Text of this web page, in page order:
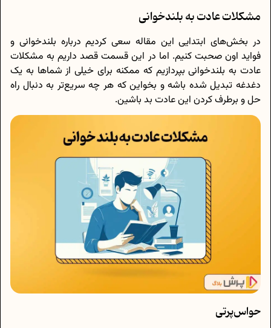
مشکلات عادت به بلندخوانی
در بخش‌های ابتدایی این مقاله سعی کردیم درباره بلندخوانی و
فواید اون صحبت کنیم. اما در این قسمت قصد داریم به مشکلات
عادت به بلندخوانی بپردازیم که ممکنه برای خیلی از شماها به یک
دغدغه تبدیل شده باشه و بخواین که هر چه سریع‌تر به دنبال راه
حل و برطرف کردن این عادت بد باشین.
حواس‌پرتی